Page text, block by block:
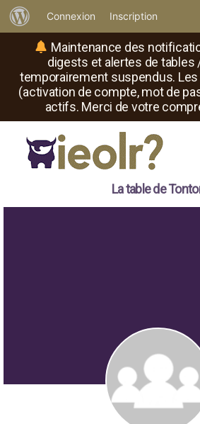
Maintenance des
digests et alertes de tables
temporairement suspendus.
(activation de compte, mot de
actifs. Merci de votre
propos
de
WordPress
Connexion Inscription
où
La table de